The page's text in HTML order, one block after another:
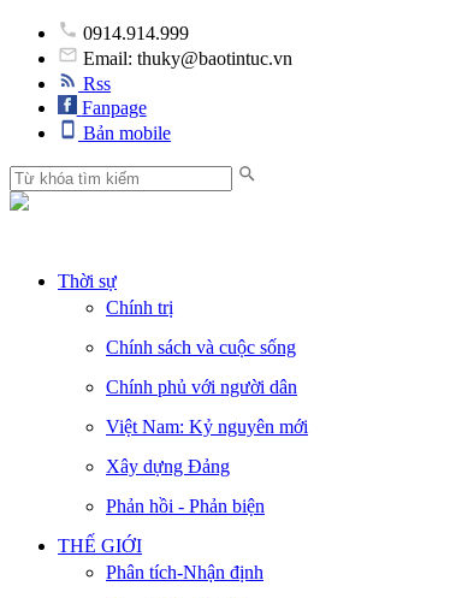
0914.914.999
Email: thuky@baotintuc.vn
Rss
Fanpage
Bản mobile
Thời sự
Chính trị
Chính sách và cuộc sống
Chính phủ với người dân
Việt Nam: Kỷ nguyên mới
Xây dựng Đảng
Phản hồi - Phản biện
THẾ GIỚI
Phân tích-Nhận định